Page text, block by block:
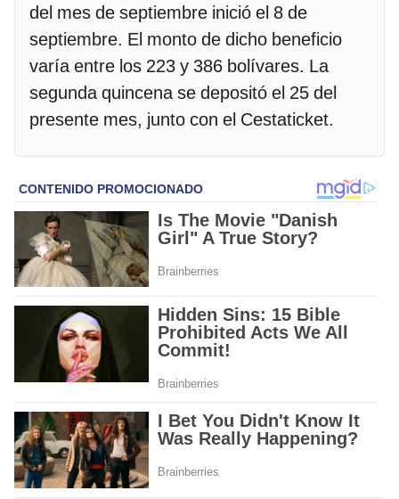
del mes de septiembre inició el 8 de
septiembre. El monto de dicho beneficio
varía entre los 223 y 386 bolívares. La
segunda quincena se depositó el 25 del
presente mes, junto con el Cestaticket.